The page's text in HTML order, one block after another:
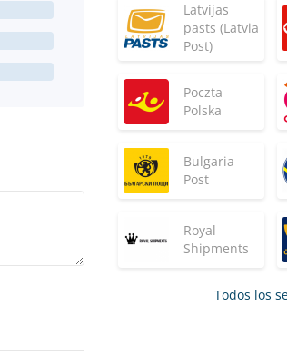
Latvijas
pasts (Latvia
Post)
Poczta
Polska
Bulgaria
Post
Royal
Shipments
Todos los